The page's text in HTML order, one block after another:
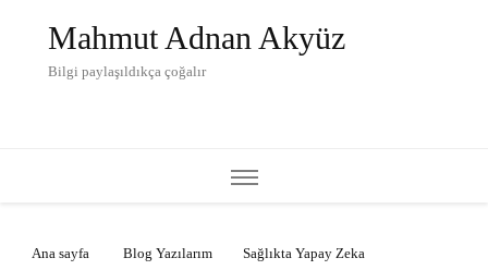
Mahmut Adnan Akyüz
Bilgi paylaşıldıkça çoğalır
Ana sayfa Blog Yazılarım
Sağlıkta Yapay Zeka